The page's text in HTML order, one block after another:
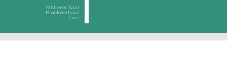
Mittlerer Saal
Brucknerhaus
Linz